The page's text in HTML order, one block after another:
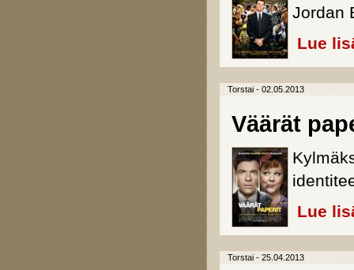
Jordan
Lue
Torstai - 02.05.2013
Väärät
Lue
Torstai - 25.04.2013